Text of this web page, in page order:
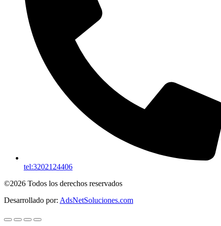
tel:3202124406
©2026 Todos los derechos reservados
Desarrollado por: AdsNetSoluciones.com